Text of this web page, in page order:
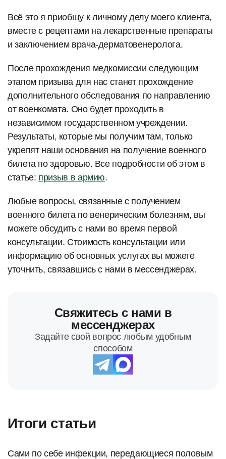
Всё это я приобщу к личному делу моего клиента,
вместе с рецептами на лекарственные препараты
и заключением врача-дерматовенеролога.
После прохождения медкомиссии следующим
этапом призыва для нас станет прохождение
дополнительного обследования по направлению
от военкомата. Оно будет проходить в
независимом государственном учреждении.
Результаты, которые мы получим там, только
укрепят наши основания на получение военного
билета по здоровью. Все подробности об этом в
статье: призыв в армию.
Любые вопросы, связанные с получением
военного билета по венерическим болезням, вы
можете обсудить с нами во время первой
консультации. Стоимость консультации или
информацию об основных услугах вы можете
уточнить, связавшись с нами в мессенджерах.
Свяжитесь с нами в
мессенджерах
Задайте свой вопрос любым удобным
способом
Итоги статьи
Сами по себе инфекции, передающиеся половым